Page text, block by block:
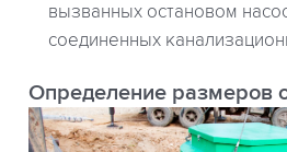
вызванных остановом
соединенных
Определение размеров